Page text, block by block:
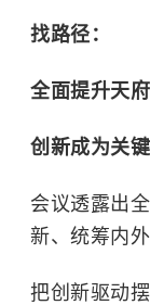
找路径：
全面提升天
创新成为关
会议透露出
新、统筹内
把创新驱动